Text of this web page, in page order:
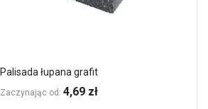
Palisada łupana grafit
Zaczynając od 4,69 zł